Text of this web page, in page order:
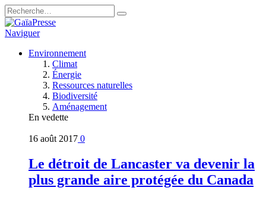
Naviguer
Environnement
Climat
Énergie
Ressources naturelles
Biodiversité
Aménagement
En vedette
16 août 2017 0
Le détroit de Lancaster va devenir la
plus grande aire protégée du Canada